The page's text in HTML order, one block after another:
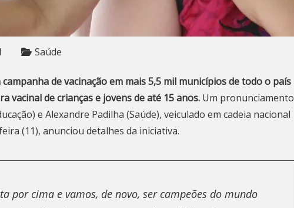
Saúde
de vacinação em mais 5,5 mil municípios de todo o país
vacinal de crianças e jovens de até 15 anos. Um pronunciamento
e Alexandre Padilha (Saúde), veiculado em cadeia nacional
(11), anunciou detalhes da iniciativa.
por cima e vamos, de novo, ser campeões do mundo